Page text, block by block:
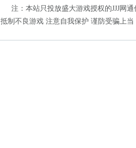
注：本站只投放盛大游戏授权的JJJ网
抵制不良游戏 注意自我保护 谨防受骗上